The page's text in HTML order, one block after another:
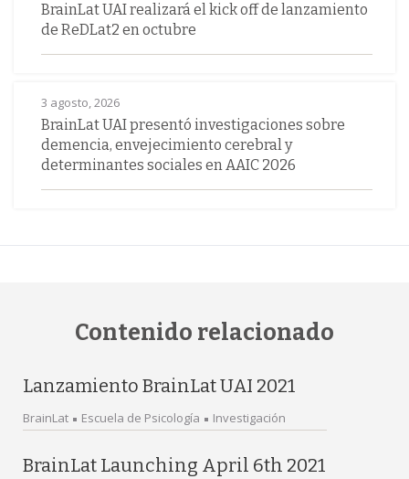
BrainLat UAI realizará el kick off de lanzamiento
de ReDLat2 en octubre
3 agosto, 2026
BrainLat UAI presentó investigaciones sobre
demencia, envejecimiento cerebral y
determinantes sociales en AAIC 2026
Contenido relacionado
Lanzamiento BrainLat UAI 2021
BrainLat Escuela de Psicología Investigación
BrainLat Launching April 6th 2021